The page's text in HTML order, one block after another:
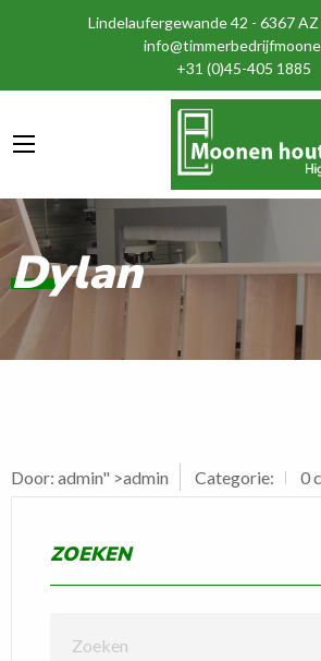
Lindelaufergewande 42 - 6367
+31 (0)45-405 1885
Dylan
Door: admin" >admin Categorie: 0
ZOEKEN